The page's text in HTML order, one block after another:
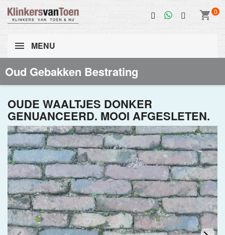
shopping_cart 0
MENU
Oud Gebakken Bestrating
OUDE WAALTJES DONKER
GENUANCEERD. MOOI AFGESLETEN.